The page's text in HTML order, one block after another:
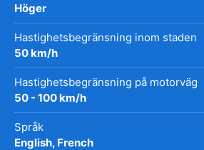
Höger
Hastighetsbegränsning inom staden
50 km/h
Hastighetsbegränsning på motorväg
50 - 100 km/h
Språk
English, French